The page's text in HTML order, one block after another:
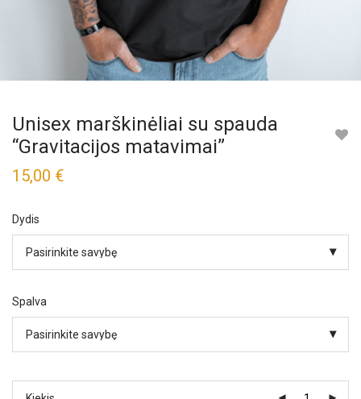
Unisex marškinėliai su spauda
“Gravitacijos matavimai”
15,00 €
Dydis
Spalva